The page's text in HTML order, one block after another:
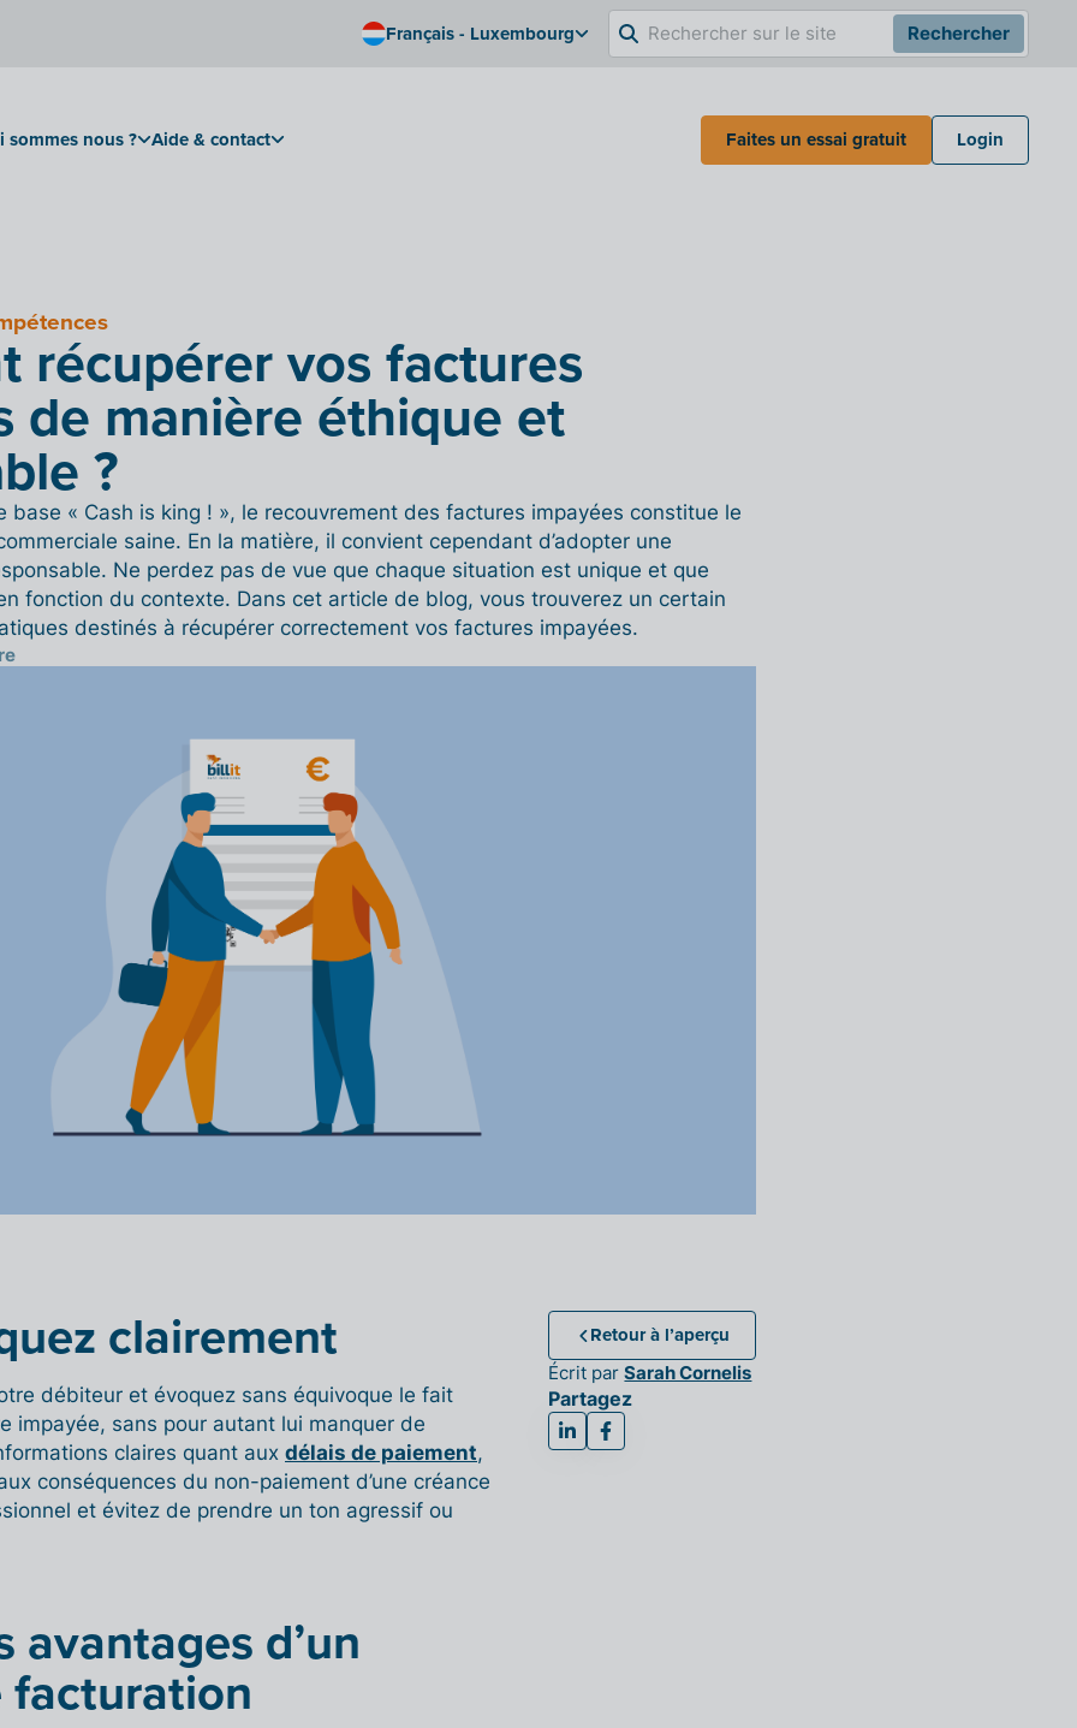
Français - Luxembourg Rechercher
sommes nous ? Aide & contact Faites un essai gratuit Login
récupérer vos factures
de manière éthique et
?
base « Cash is king ! », le recouvrement des factures impayées constitue le
saine. En la matière, il convient cependant d’adopter une
Ne perdez pas de vue que chaque situation est unique et que
fonction du contexte. Dans cet article de blog, vous trouverez un certain
destinés à récupérer correctement vos factures impayées.
clairement
débiteur et évoquez sans équivoque le fait
impayée, sans pour autant lui manquer de
claires quant aux délais de paiement,
conséquences du non-paiement d’une créance
et évitez de prendre un ton agressif ou
avantages d’un
facturation
Retour à l’aperçu
Écrit parSarah Cornelis
Partagez